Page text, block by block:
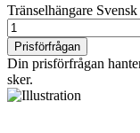
Tränselhängare
Prisförfrågan
Din prisförfrågan
sker.